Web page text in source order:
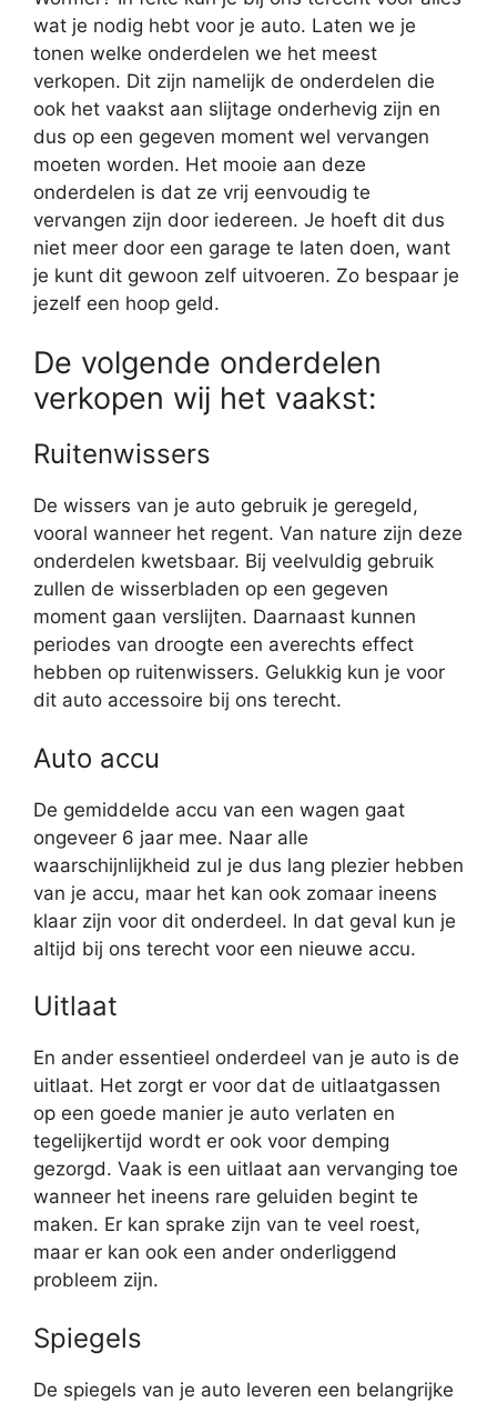
wat je nodig hebt voor je auto. Laten we je
tonen welke onderdelen we het meest
verkopen. Dit zijn namelijk de onderdelen die
ook het vaakst aan slijtage onderhevig zijn en
dus op een gegeven moment wel vervangen
moeten worden. Het mooie aan deze
onderdelen is dat ze vrij eenvoudig te
vervangen zijn door iedereen. Je hoeft dit dus
niet meer door een garage te laten doen, want
je kunt dit gewoon zelf uitvoeren. Zo bespaar je
jezelf een hoop geld.
De volgende onderdelen
verkopen wij het vaakst:
Ruitenwissers
De wissers van je auto gebruik je geregeld,
vooral wanneer het regent. Van nature zijn deze
onderdelen kwetsbaar. Bij veelvuldig gebruik
zullen de wisserbladen op een gegeven
moment gaan verslijten. Daarnaast kunnen
periodes van droogte een averechts effect
hebben op ruitenwissers. Gelukkig kun je voor
dit auto accessoire bij ons terecht.
Auto accu
De gemiddelde accu van een wagen gaat
ongeveer 6 jaar mee. Naar alle
waarschijnlijkheid zul je dus lang plezier hebben
van je accu, maar het kan ook zomaar ineens
klaar zijn voor dit onderdeel. In dat geval kun je
altijd bij ons terecht voor een nieuwe accu.
Uitlaat
En ander essentieel onderdeel van je auto is de
uitlaat. Het zorgt er voor dat de uitlaatgassen
op een goede manier je auto verlaten en
tegelijkertijd wordt er ook voor demping
gezorgd. Vaak is een uitlaat aan vervanging toe
wanneer het ineens rare geluiden begint te
maken. Er kan sprake zijn van te veel roest,
maar er kan ook een ander onderliggend
probleem zijn.
Spiegels
De spiegels van je auto leveren een belangrijke